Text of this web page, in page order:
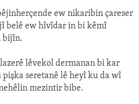
ew nikaribin çareser
belê ew hîvîdar in bi kêmî
bijîn.
lêvekol dermanan bi kar
seretanê lê heyî ku da wî
mezintir bibe.